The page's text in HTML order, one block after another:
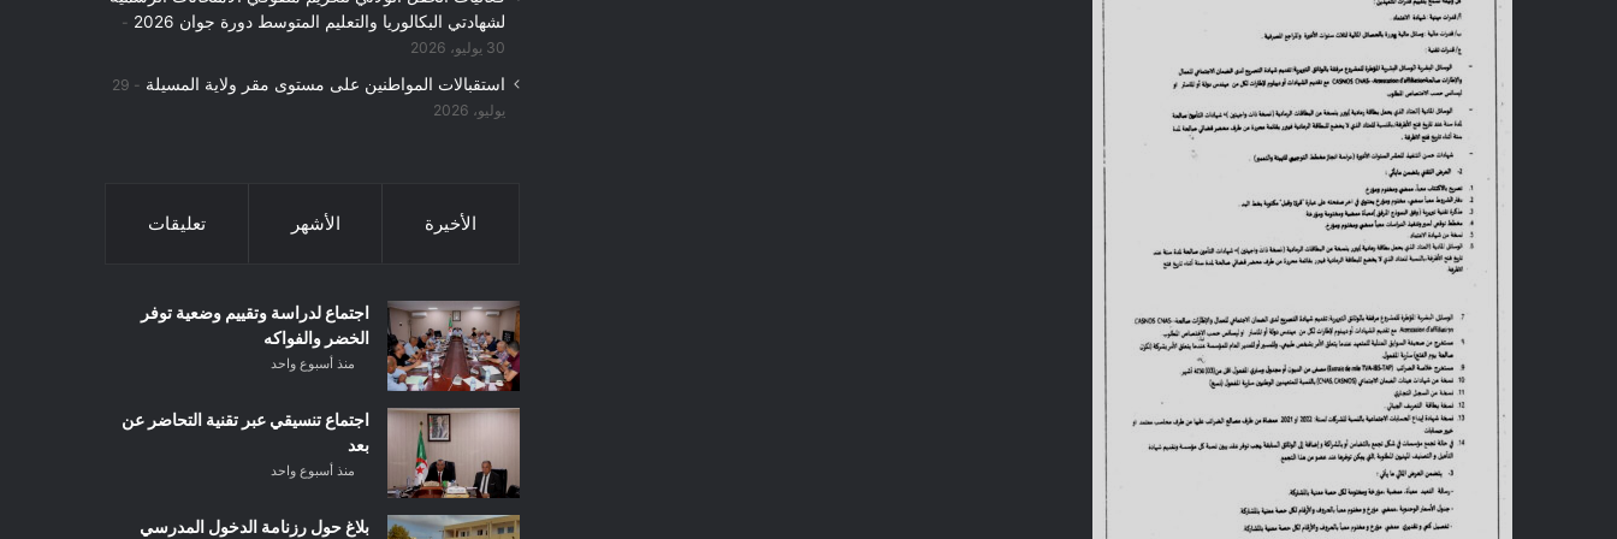
لشهادتي البكالوريا والتعليم المتوسط دورة جوان 2026
30 يوليو، 2026
استقبالات المواطنين على مستوى مقر ولاية المسيلة
29
يوليو، 2026
الأخيرة الأشهر تعليقات
اجتماع لدراسة وتقييم وضعية توفر
الخضر والفواكه
منذ أسبوع واحد
اجتماع تنسيقي عبر تقنية التحاضر عن
بعد
منذ أسبوع واحد
بلاغ حول رزنامة الدخول المدرسي